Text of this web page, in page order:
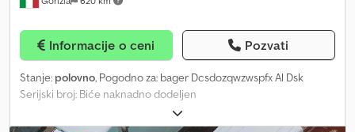
Informacije o ceni Pozvati
Stanje: polovno, Pogodno za: bager Dcsdozqwzwspfx Al Dsk
Serijski broj: Biće naknadno dodeljen